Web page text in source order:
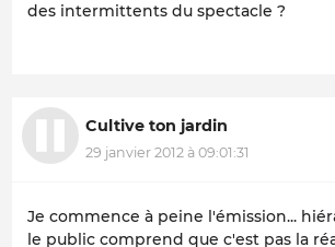
des intermittents du spectacle ?
Cultive ton jardin
29 janvier 2012 à 09:01:31
Je commence à peine l'émission...
le public comprend que c'est pas la